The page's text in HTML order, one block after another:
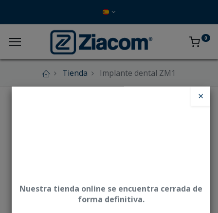
0
Tienda Implante dental ZM1
×
Nuestra tienda online se encuentra cerrada de
forma definitiva.